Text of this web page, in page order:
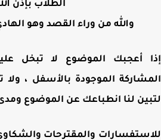
الطلاب بإذن الله .
والله من وراء القصد وهو
أعجبك الموضوع لا تبخل علينا
الموجودة بالأسفل ، ولا
لنا انطباعك عن الموضوع ومدى
والمقترحات والشكاوى لا